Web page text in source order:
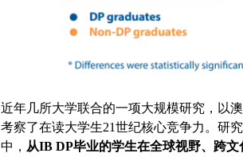
近年几所大学联合的一项大规模研究，以
考察了在读大学生21世纪核心竞争力。研
中， 从IB DP毕业的学生在全球视野、跨